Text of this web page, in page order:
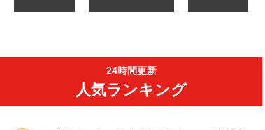
24時間更新
人気ランキング